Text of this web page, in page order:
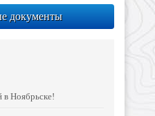
документы
Ноябрьске!